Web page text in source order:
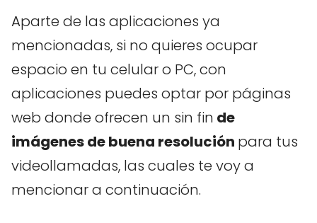
Aparte de las aplicaciones ya
mencionadas, si no quieres ocupar
espacio en tu celular o PC, con
aplicaciones puedes optar por páginas
web donde ofrecen un sin fin de
imágenes de buena resolución para tus
videollamadas, las cuales te voy a
mencionar a continuación.